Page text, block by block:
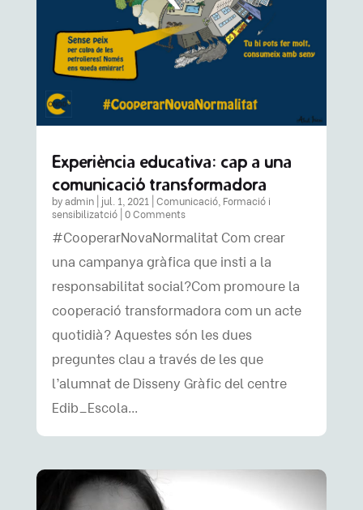
Experiència educativa: cap a una
comunicació transformadora
by admin| jul. 1, 2021| Comunicació, Formació i
sensibilizatció| 0 Comments
#CooperarNovaNormalitat Com crear
una campanya gràfica que insti a la
responsabilitat social?Com promoure la
cooperació transformadora com un acte
quotidià? Aquestes són les dues
preguntes clau a través de les que
l’alumnat de Disseny Gràfic del centre
Edib_Escola...